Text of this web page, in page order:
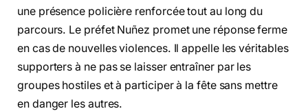
une présence policière renforcée tout au long du
parcours. Le préfet Nuñez promet une réponse ferme
en cas de nouvelles violences. Il appelle les véritables
supporters à ne pas se laisser entraîner par les
groupes hostiles et à participer à la fête sans mettre
en danger les autres.